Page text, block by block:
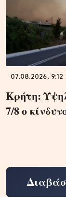
07.08.2026, 9:12
Κρήτη:
7/8 ο